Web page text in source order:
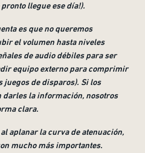
llegue ese día!).
es que no queremos
el volumen hasta niveles
de audio débiles para ser
equipo externo para comprimir
juegos de disparos). Si los
la información, nosotros
clara.
aplanar la curva de atenuación,
mucho más importantes.